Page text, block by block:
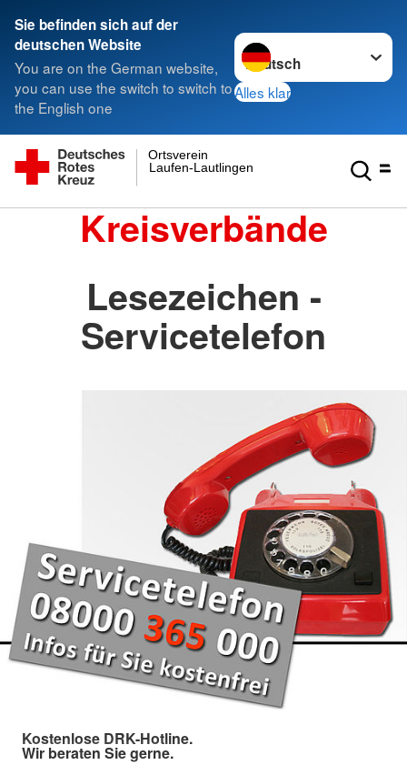
Sie befinden sich auf der
deutschen Website
You are on the German website,
you can use the switch to switch to
the English one
Sprache wechseln zu
Alles klar
Laufen-Lautlingen
Ortsverein
Kreisverbände
Lesezeichen -
Servicetelefon
Kostenlose DRK-Hotline.
Wir beraten Sie gerne.